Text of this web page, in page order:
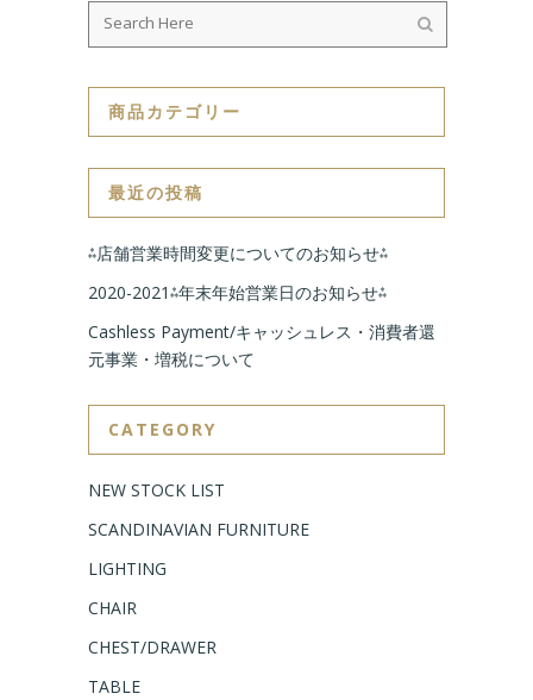
商品カテゴリー
最近の投稿
⁂店舗営業時間変更についてのお知らせ⁂
2020-2021⁂年末年始営業日のお知らせ⁂
Cashless Payment/キャッシュレス・消費者還
元事業・増税について
CATEGORY
NEW STOCK LIST
SCANDINAVIAN FURNITURE
LIGHTING
CHAIR
CHEST/DRAWER
TABLE